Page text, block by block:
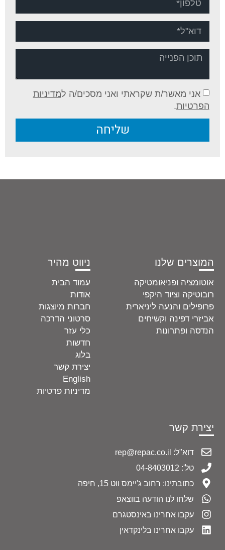
אני מאשר/ת שקראתי ואני מסכים/ה למדיניות
הפרטיות.
שליחה
ניווט מהיר
עמוד הבית
אודות
חברות מיוצגות
סרטוני הדרכה
כלי עזר
חדשות
בלוג
יצירת קשר
English
מדיניות פרטיות
המוצרים שלנו
אוטומציה ופניאומטיקה
רובוטיקה וציוד היקפי
פרופילים והנעה ליניארית
אביזרי דפינה וקשיחים
הנדסה ופתרונות
יצירת קשר
דוא"ל: rep@repac.co.il
טל': 04-8403012
כתובתינו: רחוב ג'יימס ווט 15, חיפה
שלחו לנו הודעה בווצאפ
עקבו אחרינו באינסטגרם
עקבו אחרינו בלינקדאין